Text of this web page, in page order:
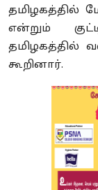
தமிழகத்தில்
என்றும்
தமிழகத்தில்
கூறினார்.